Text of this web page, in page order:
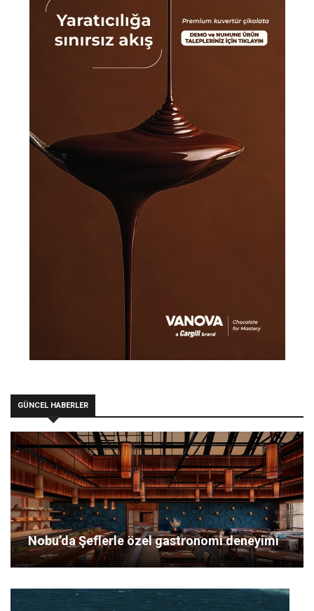
GÜNCEL HABERLER
Nobu’da Şeflerle özel gastronomi deneyimi